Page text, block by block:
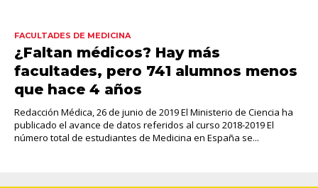
FACULTADES DE MEDICINA
¿Faltan médicos? Hay más
facultades, pero 741 alumnos menos
que hace 4 años
Redacción Médica, 26 de junio de 2019 El Ministerio de Ciencia ha
publicado el avance de datos referidos al curso 2018-2019 El
número total de estudiantes de Medicina en España se...